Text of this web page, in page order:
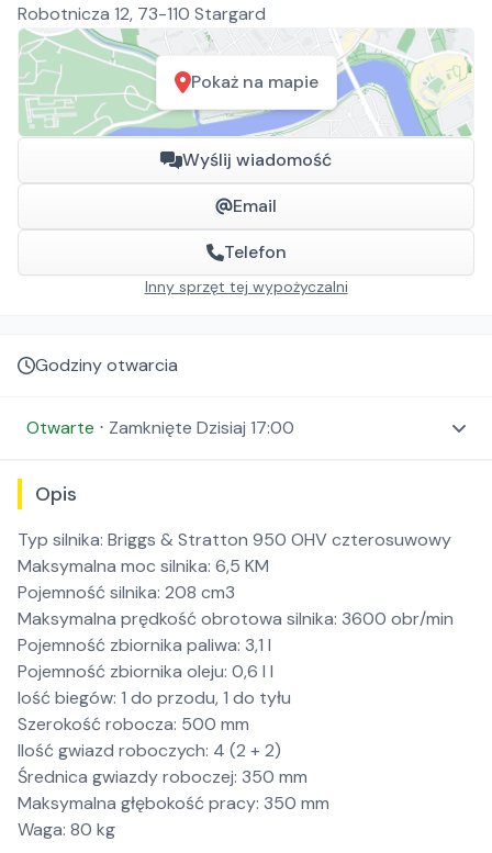
Robotnicza 12, 73-110 Stargard
Pokaż na mapie
Wyślij wiadomość
Email
Telefon
Inny sprzęt tej wypożyczalni
Godziny otwarcia
Otwarte ⋅ Zamknięte Dzisiaj 17:00
Opis
Typ silnika: Briggs & Stratton 950 OHV czterosuwowy
Maksymalna moc silnika: 6,5 KM
Pojemność silnika: 208 cm3
Maksymalna prędkość obrotowa silnika: 3600 obr/min
Pojemność zbiornika paliwa: 3,1 l
Pojemność zbiornika oleju: 0,6 l I
lość biegów: 1 do przodu, 1 do tyłu
Szerokość robocza: 500 mm
Ilość gwiazd roboczych: 4 (2 + 2)
Średnica gwiazdy roboczej: 350 mm
Maksymalna głębokość pracy: 350 mm
Waga: 80 kg